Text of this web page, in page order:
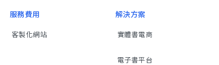
服務費用
客製化網站
解決方案
實體書電商
電子書平台